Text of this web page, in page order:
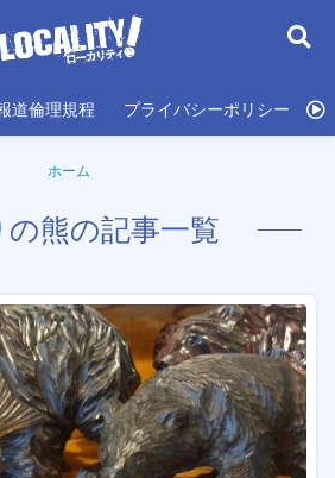
道倫理規程 プライバシーポリシー
ホーム
の熊の記事一覧